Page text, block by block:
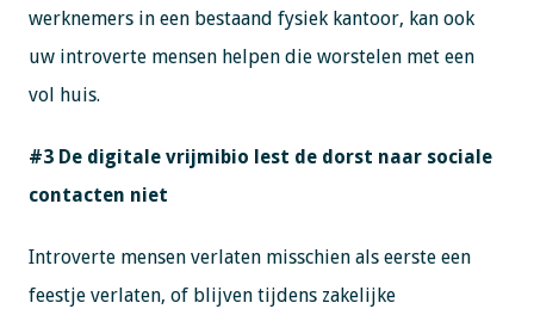
werknemers in een bestaand fysiek kantoor, kan ook
uw introverte mensen helpen die worstelen met een
vol huis.
#3 De digitale vrijmibio lest de dorst naar sociale
contacten niet
Introverte mensen verlaten misschien als eerste een
feestje verlaten, of blijven tijdens zakelijke